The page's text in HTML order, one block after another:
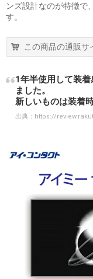
ンズ設計なのが特徴で
す。
この商品の通販サ
1年半使用して装
ました。
新しいものは装着
出典： https://